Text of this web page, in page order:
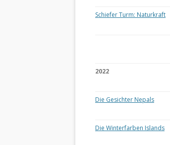
Schiefer Turm: Naturkraft
2022
Die Gesichter Nepals
Die Winterfarben Islands